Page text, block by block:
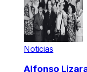
Noticias
Alfonso